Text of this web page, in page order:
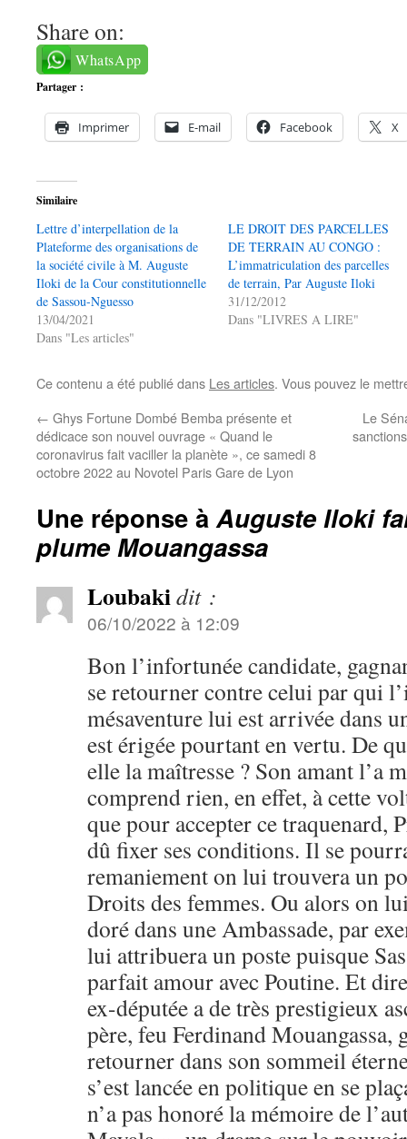
Share on:
WhatsApp
Partager :
Imprimer E-mail Facebook X
Similaire
Lettre d’interpellation de la
Plateforme des organisations de
la société civile à M. Auguste
Iloki de la Cour constitutionnelle
de Sassou-Nguesso
13/04/2021
Dans "Les articles"
LE DROIT DES PARCELLES
DE TERRAIN AU CONGO :
L’immatriculation des parcelles
de terrain, Par Auguste Iloki
31/12/2012
Dans "LIVRES A LIRE"
Ce contenu a été publié dans Les articles. Vous pouvez le
← Ghys Fortune Dombé Bemba présente et
dédicace son nouvel ouvrage « Quand le
coronavirus fait vaciller la planète », ce samedi 8
octobre 2022 au Novotel Paris Gare de Lyon
Le
Une réponse àAuguste Iloki
plume Mouangassa
Loubakidit :
06/10/2022 à 12:09
Bon l’infortunée candidate,
se retourner contre celui par qui
mésaventure lui est arrivée dans
est érigée pourtant en vertu. De
elle la maîtresse ? Son amant l’a
comprend rien, en effet, à cette
que pour accepter ce traquenard,
dû fixer ses conditions. Il se
remaniement on lui trouvera un
Droits des femmes. Ou alors on
doré dans une Ambassade, par
lui attribuera un poste puisque
parfait amour avec Poutine. Et
ex-députée a de très prestigieux
père, feu Ferdinand Mouangassa,
retourner dans son sommeil
s’est lancée en politique en se
n’a pas honoré la mémoire de